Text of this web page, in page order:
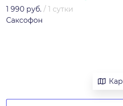
1 990 руб. / 1 сутки
Саксофон